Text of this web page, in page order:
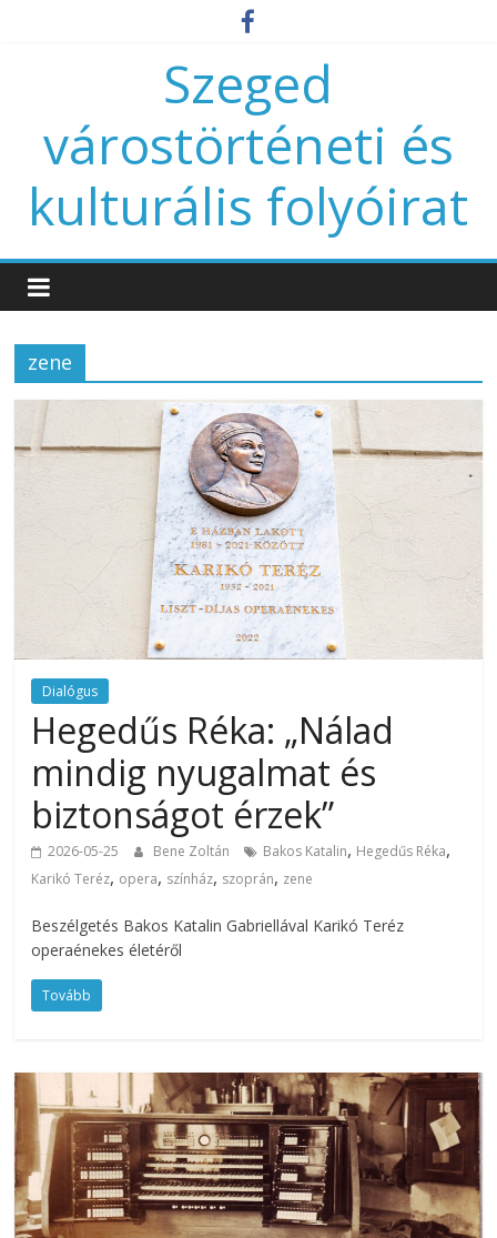
Szeged
várostörténeti és
kulturális folyóirat
zene
Dialógus
Hegedűs Réka: „Nálad
mindig nyugalmat és
biztonságot érzek”
2026-05-25 Bene Zoltán Bakos Katalin, Hegedűs Réka,
Karikó Teréz, opera, színház, szoprán, zene
Beszélgetés Bakos Katalin Gabriellával Karikó Teréz
operaénekes életéről
Tovább